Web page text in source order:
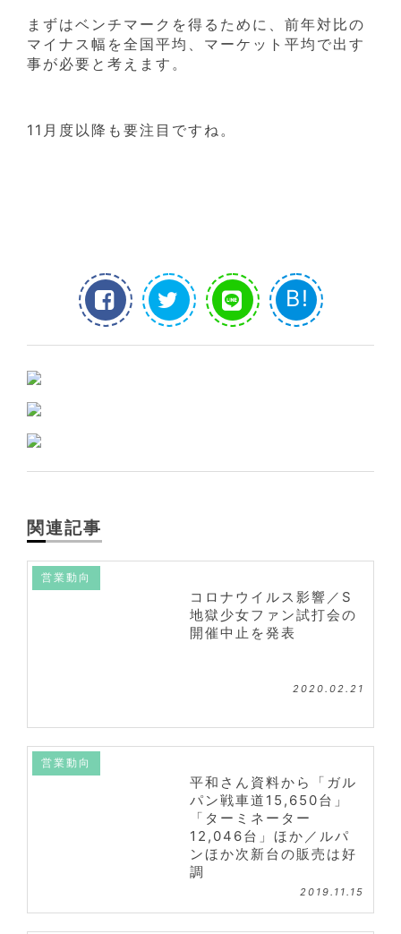
まずはベンチマークを得るために、前年対比の
マイナス幅を全国平均、マーケット平均で出す
事が必要と考えます。
11月度以降も要注目ですね。
B!
関連記事
営業動向
コロナウイルス影響／S
地獄少女ファン試打会の
開催中止を発表
2020.02.21
営業動向
平和さん資料から「ガル
パン戦車道15,650台」
「ターミネーター
12,046台」ほか／ルパ
ンほか次新台の販売は好
調
2019.11.15